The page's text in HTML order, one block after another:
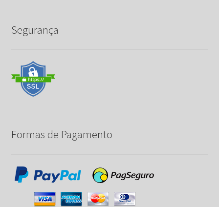
Segurança
Formas de Pagamento